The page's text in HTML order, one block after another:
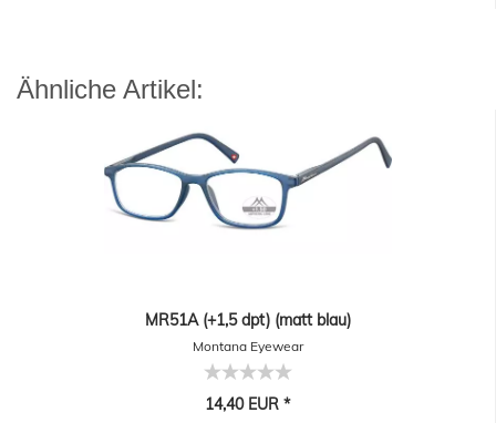
Ähnliche Artikel:
MR51A (+1,5 dpt) (matt blau)
Montana Eyewear
14,40 EUR *